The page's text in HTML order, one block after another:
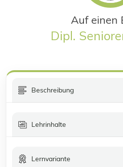
Auf einen
Dipl.
Beschreibung
Lehrinhalte
Lernvariante